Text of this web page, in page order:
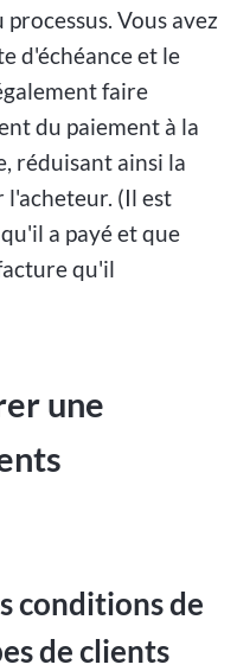
Vous avez
d'échéance et le
faire
du paiement à la
réduisant ainsi la
(Il est
a payé et que
qu'il
une
conditions de
de clients